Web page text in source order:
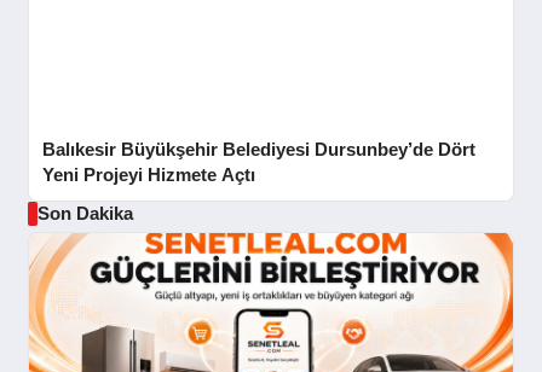
Balıkesir Büyükşehir Belediyesi Dursunbey’de Dört
Yeni Projeyi Hizmete Açtı
Son Dakika